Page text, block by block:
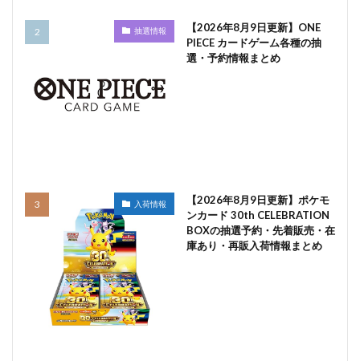
抽選情報
【2026年8月9日更新】ONE
PIECE カードゲーム各種の抽
選・予約情報まとめ
入荷情報
【2026年8月9日更新】ポケモ
ンカード 30th CELEBRATION
BOXの抽選予約・先着販売・在
庫あり・再販入荷情報まとめ